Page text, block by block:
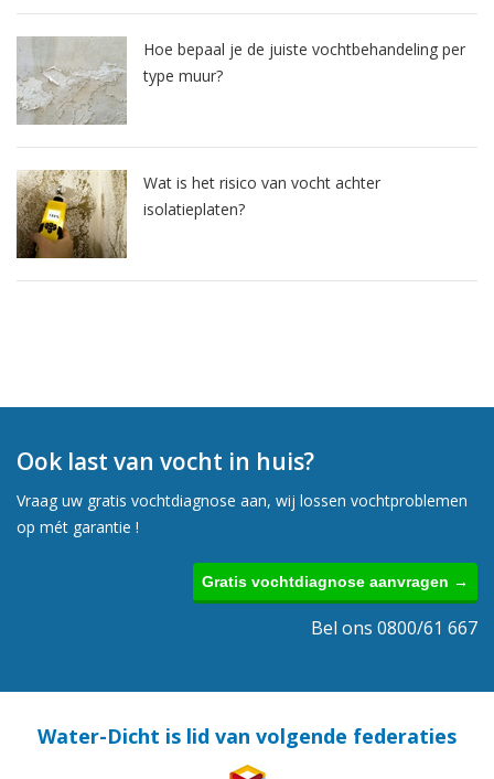
Hoe bepaal je de juiste vochtbehandeling per
type muur?
Wat is het risico van vocht achter
isolatieplaten?
Ook last van vocht in huis?
Vraag uw gratis vochtdiagnose aan, wij lossen vochtproblemen
op mét garantie !
Gratis vochtdiagnose aanvragen →
Bel ons 0800/61 667
Water-Dicht is lid van volgende federaties